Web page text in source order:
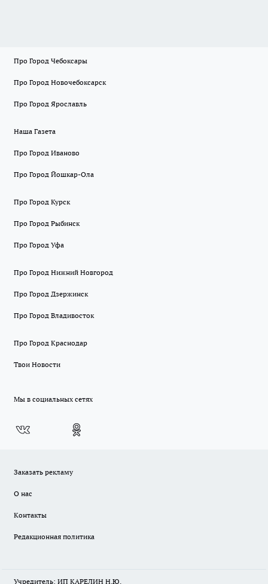
Про Город Чебоксары
Про Город Новочебоксарск
Про Город Ярославль
Наша Газета
Про Город Иваново
Про Город Йошкар-Ола
Про Город Курск
Про Город Рыбинск
Про Город Уфа
Про Город Нижний Новгород
Про Город Дзержинск
Про Город Владивосток
Про Город Краснодар
Твои Новости
Мы в социальных сетях
Заказать рекламу
О нас
Контакты
Редакционная политика
Учредитель: ИП КАРЕЛИН Н.Ю.